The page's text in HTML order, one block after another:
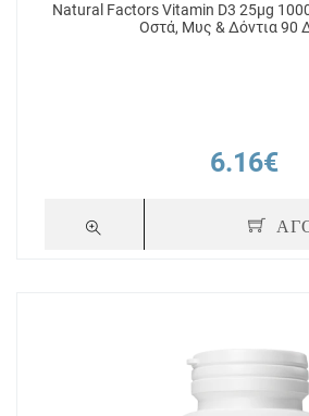
Natural Factors Vitamin D3 25μg
Οστά, Μυς & Δόντια 90
6.16€